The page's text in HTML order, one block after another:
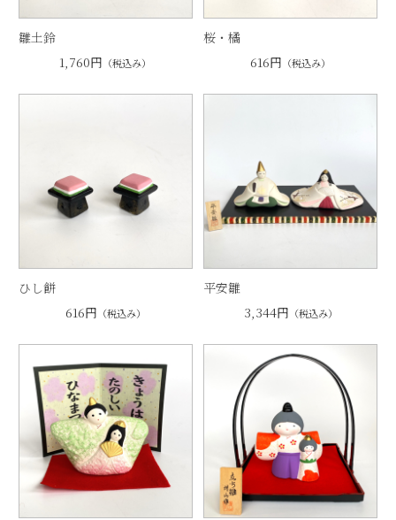
雛土鈴
1,760円 （税込み）
桜・橘
616円 （税込み）
ひし餅
616円 （税込み）
平安雛
3,344円 （税込み）